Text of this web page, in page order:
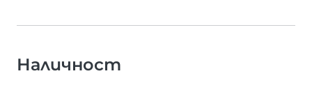
Наличност